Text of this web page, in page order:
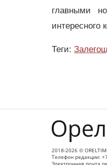
главными
интересного
Теги:
2018-2026 ©
Телефон редакции: